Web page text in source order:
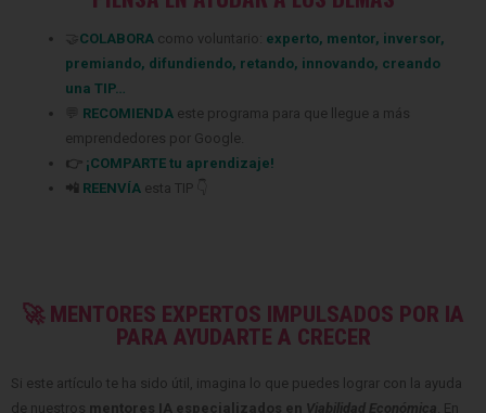
🤝 COLABORA como voluntario: experto, mentor, inversor,
premiando, difundiendo, retando, innovando, creando
una TIP…
RECOMIENDA este programa para que llegue a más
emprendedores por Google.
👉 ¡COMPARTE tu aprendizaje!
📲 REENVÍA esta TIP 👇
🚀 MENTORES EXPERTOS IMPULSADOS POR IA
PARA AYUDARTE A CRECER
Si este artículo te ha sido útil, imagina lo que puedes lograr con la ayuda
de nuestros mentores IA especializados en Viabilidad Económica . En